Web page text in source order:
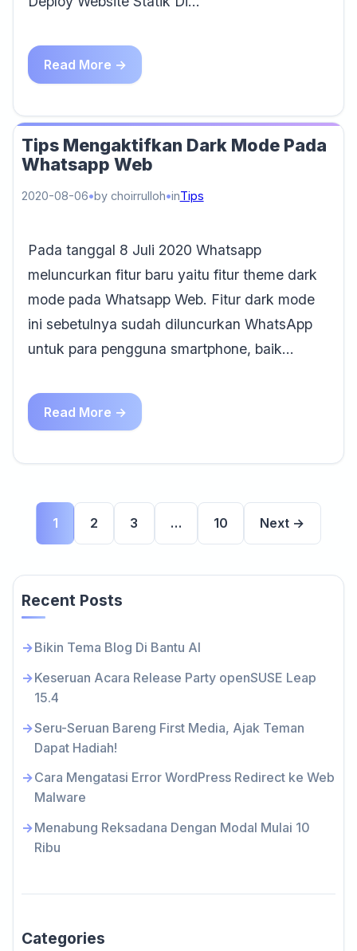
Read More →
Tips Mengaktifkan Dark Mode Pada
Whatsapp Web
2020-08-06 by choirrulloh inTips
Pada tanggal 8 Juli 2020 Whatsapp
meluncurkan fitur baru yaitu fitur theme dark
mode pada Whatsapp Web. Fitur dark mode
ini sebetulnya sudah diluncurkan WhatsApp
untuk para pengguna smartphone, baik…
Read More →
1 2 3 … 10 Next →
Recent Posts
Bikin Tema Blog Di Bantu AI
Keseruan Acara Release Party openSUSE Leap
15.4
Seru-Seruan Bareng First Media, Ajak Teman
Dapat Hadiah!
Cara Mengatasi Error WordPress Redirect ke Web
Malware
Menabung Reksadana Dengan Modal Mulai 10
Ribu
Categories